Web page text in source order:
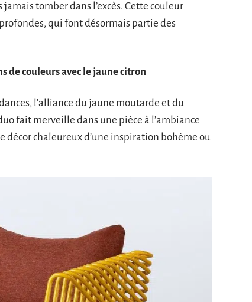
tomber dans l’excès. Cette couleur
qui font désormais partie des
de couleurs avec le jaune citron
l’alliance du jaune moutarde et du
fait merveille dans une pièce à l’ambiance
décor chaleureux d’une inspiration bohème ou